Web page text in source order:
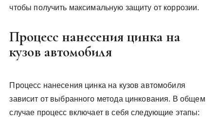
чтобы получить максимальную защиту от коррозии.
Процесс нанесения цинка на
кузов автомобиля
Процесс нанесения цинка на кузов автомобиля
зависит от выбранного метода цинкования. В общем
случае процесс включает в себя следующие этапы: